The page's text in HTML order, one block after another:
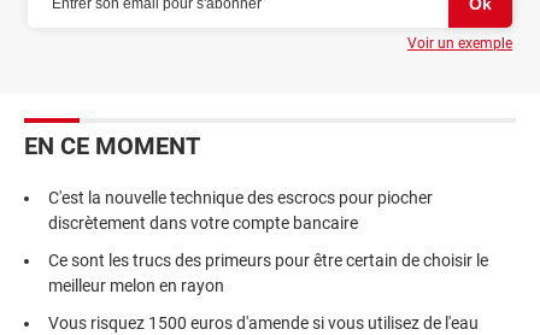
Voir un exemple
EN CE MOMENT
C'est la nouvelle technique des escrocs pour piocher
discrètement dans votre compte bancaire
Ce sont les trucs des primeurs pour être certain de choisir le
meilleur melon en rayon
Vous risquez 1500 euros d'amende si vous utilisez de l'eau